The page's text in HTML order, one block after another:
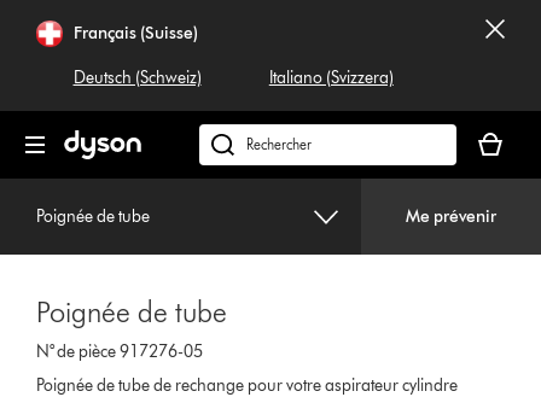
Français (Suisse)
Deutsch (Schweiz) Italiano (Svizzera)
Rechercher
dyson.ch
panier
est
Poignée de tube Me prévenir
Poignée de tube
N° de pièce 917276-05
Poignée de tube de rechange pour votre aspirateur cylindre